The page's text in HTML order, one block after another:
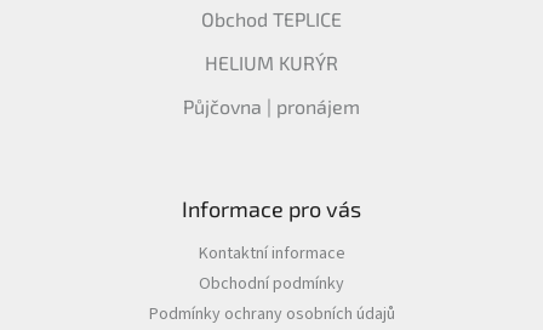
Obchod TEPLICE
HELIUM KURÝR
Půjčovna | pronájem
Informace pro vás
Kontaktní informace
Obchodní podmínky
Podmínky ochrany osobních údajů